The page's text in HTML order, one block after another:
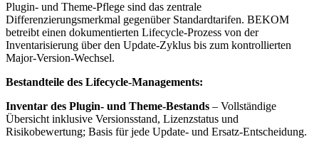
Plugin- und Theme-Pflege sind das zentrale
Differenzierungsmerkmal gegenüber Standardtarifen. BEKOM
betreibt einen dokumentierten Lifecycle-Prozess von der
Inventarisierung über den Update-Zyklus bis zum kontrollierten
Major-Version-Wechsel.
Bestandteile des Lifecycle-Managements:
Inventar des Plugin- und Theme-Bestands – Vollständige
Übersicht inklusive Versionsstand, Lizenzstatus und
Risikobewertung; Basis für jede Update- und Ersatz-Entscheidung.